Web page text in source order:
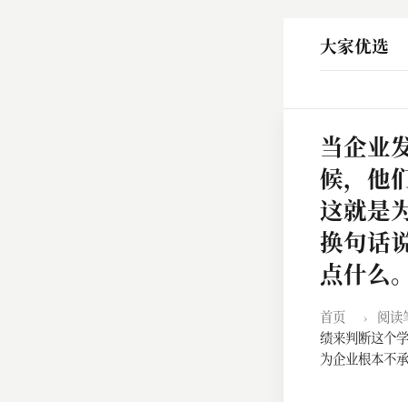
大家优选
当企业
候，他
这就是
换句话
点什么
首页 › 阅读
绩来判断这个
为企业根本不